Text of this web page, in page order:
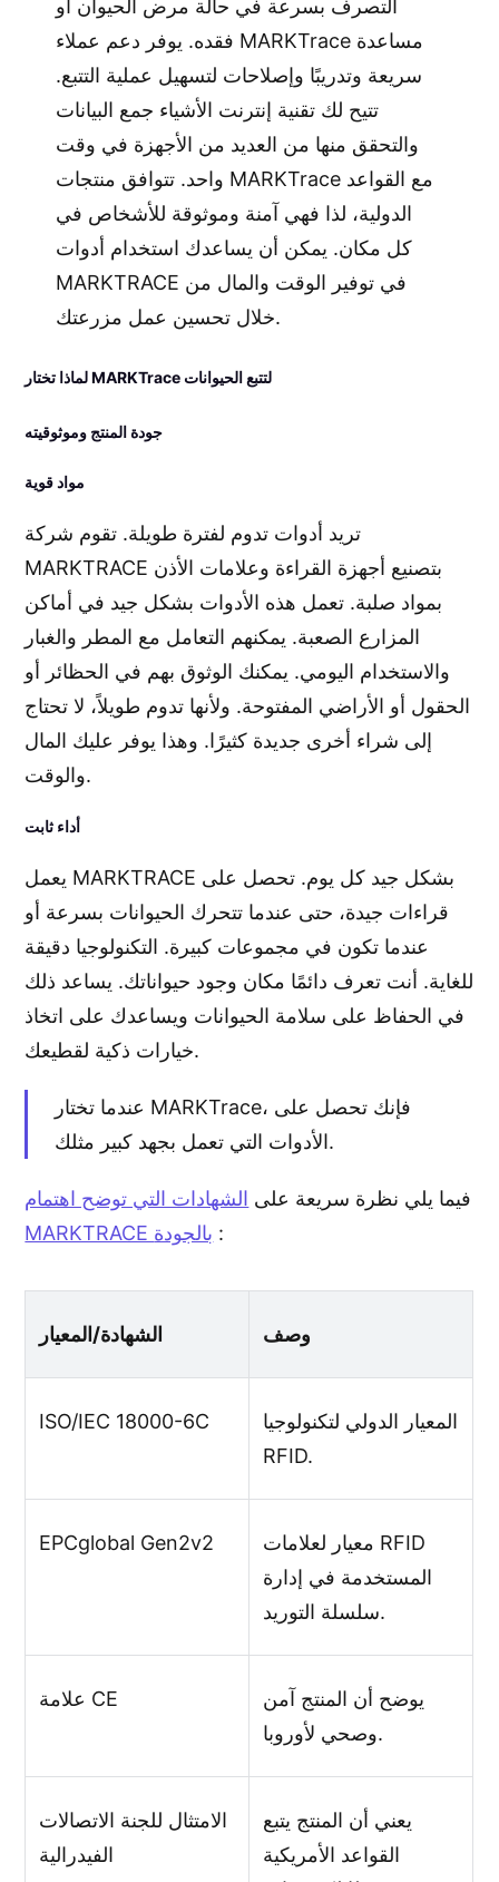
التصرف بسرعة في حالة مرض الحيوان أو
فقده. يوفر دعم عملاء MARKTrace مساعدة
سريعة وتدريبًا وإصلاحات لتسهيل عملية التتبع.
تتيح لك تقنية إنترنت الأشياء جمع البيانات
والتحقق منها من العديد من الأجهزة في وقت
واحد. تتوافق منتجات MARKTrace مع القواعد
الدولية، لذا فهي آمنة وموثوقة للأشخاص في
كل مكان. يمكن أن يساعدك استخدام أدوات
MARKTRACE في توفير الوقت والمال من
خلال تحسين عمل مزرعتك.
لماذا تختار MARKTrace لتتبع الحيوانات
جودة المنتج وموثوقيته
مواد قوية
تريد أدوات تدوم لفترة طويلة. تقوم شركة
MARKTRACE بتصنيع أجهزة القراءة وعلامات الأذن
بمواد صلبة. تعمل هذه الأدوات بشكل جيد في أماكن
المزارع الصعبة. يمكنهم التعامل مع المطر والغبار
والاستخدام اليومي. يمكنك الوثوق بهم في الحظائر أو
الحقول أو الأراضي المفتوحة. ولأنها تدوم طويلاً، لا تحتاج
إلى شراء أخرى جديدة كثيرًا. وهذا يوفر عليك المال
والوقت.
أداء ثابت
يعمل MARKTRACE بشكل جيد كل يوم. تحصل على
قراءات جيدة، حتى عندما تتحرك الحيوانات بسرعة أو
عندما تكون في مجموعات كبيرة. التكنولوجيا دقيقة
للغاية. أنت تعرف دائمًا مكان وجود حيواناتك. يساعد ذلك
في الحفاظ على سلامة الحيوانات ويساعدك على اتخاذ
خيارات ذكية لقطيعك.
عندما تختار MARKTrace، فإنك تحصل على
الأدوات التي تعمل بجهد كبير مثلك.
فيما يلي نظرة سريعة على الشهادات التي توضح اهتمام
MARKTRACE بالجودة :
الشهادة/المعيار وصف
ISO/IEC 18000-6C
المعيار الدولي لتكنولوجيا
RFID.
EPCglobal Gen2v2
معيار لعلامات RFID
المستخدمة في إدارة
سلسلة التوريد.
علامة CE
يوضح أن المنتج آمن
وصحي لأوروبا.
الامتثال للجنة الاتصالات
الفيدرالية
يعني أن المنتج يتبع
القواعد الأمريكية